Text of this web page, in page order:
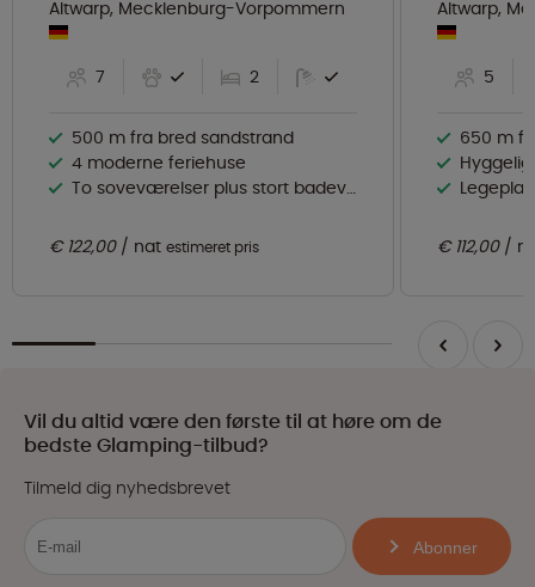
Altwarp, Mecklenburg-Vorpommern
7 2
500 m fra bred sandstrand
4 moderne feriehuse
To soveværelser plus stort badeværelse
€ 122,00 nat estimeret pris
Altwarp,
5
650 m
€ 112,00
Vil du altid være den første til at høre om de
bedste Glamping-tilbud?
Tilmeld dig nyhedsbrevet
Abonner